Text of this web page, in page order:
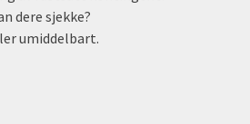
dere sjekke?
umiddelbart.